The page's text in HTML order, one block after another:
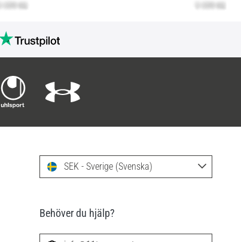
SEK - Sverige (Svenska)
Behöver du hjälp?